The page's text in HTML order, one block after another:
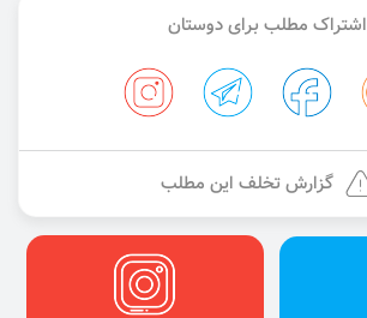
اشتراک مطلب برای دوستان
گزارش تخلف این مطلب